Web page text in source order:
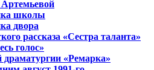
школы
двора
рассказа «Сестра таланта»
голос»
драматургии «Ремарка»